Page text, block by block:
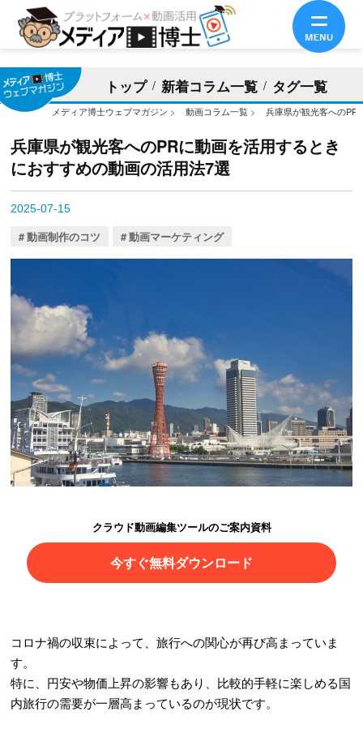
トップ 新着コラム一覧 タグ一覧
メディア博士ウェブマガジン > 動画コラム一覧 > 兵庫県が観光客へのPR
兵庫県が観光客へのPRに動画を活用するとき
におすすめの動画の活用法7選
2025-07-15
動画制作のコツ 動画マーケティング
クラウド動画編集ツールのご案内資料
今すぐ無料ダウンロード
コロナ禍の収束によって、旅行への関心が再び高まっていま
す。
特に、円安や物価上昇の影響もあり、比較的手軽に楽しめる国
内旅行の需要が一層高まっているのが現状です。